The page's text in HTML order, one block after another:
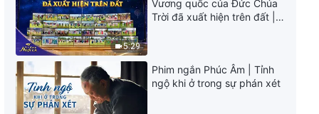
6:09
5:57
Video nhạc Thánh Ca | Các
ngươi là những người sẽ nhận
được sản nghiệp của Đức Chúa
Trời
5:29
Vương quốc của Đức Chúa
Trời đã xuất hiện trên đất |
Phim ngắn Phúc Âm | Tỉnh
ngộ khi ở trong sự phán xét